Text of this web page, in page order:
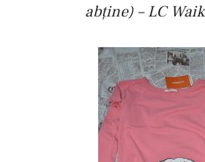
abţine) – LC